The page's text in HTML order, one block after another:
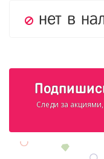
нет в
Следи за